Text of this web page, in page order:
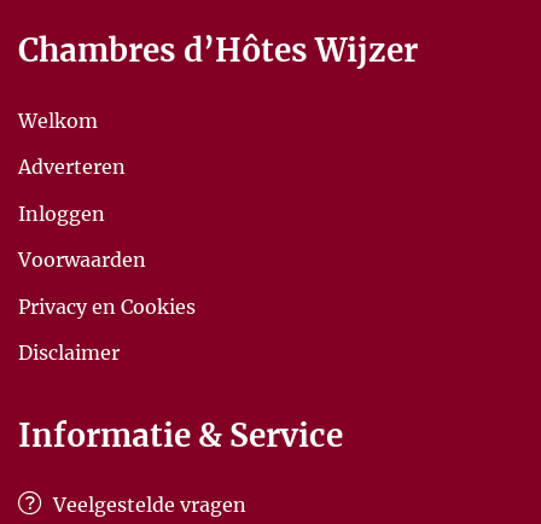
Chambres d’Hôtes Wijzer
Welkom
Adverteren
Inloggen
Voorwaarden
Privacy en Cookies
Disclaimer
Informatie & Service
Veelgestelde vragen